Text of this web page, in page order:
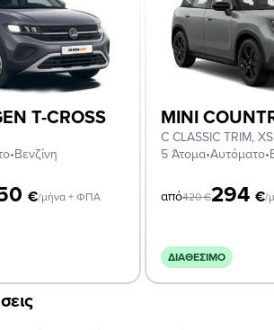
T-CROSS
•Βενζίνη
€/μήνα + ΦΠΑ
MINI
5 Άτομα•Αυτόματο•
από420€294 €/
ΔΙΑΘΈΣΙΜΟ